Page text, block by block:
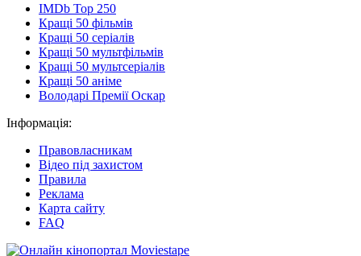
IMDb Top 250
Кращі 50 фільмів
Кращі 50 серіалів
Кращі 50 мультфільмів
Кращі 50 мультсеріалів
Кращі 50 аніме
Володарі Премії Оскар
Інформація:
Правовласникам
Відео під захистом
Правила
Реклама
Карта сайту
FAQ